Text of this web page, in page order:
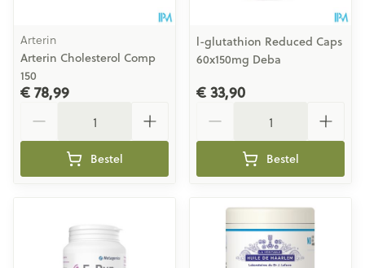
Arterin
Arterin Cholesterol Comp
150
€ 78,99
Bestel
l-glutathion Reduced Caps
60x150mg Deba
€ 33,90
Bestel